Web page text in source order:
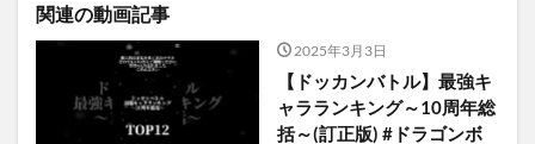
関連の動画記事
2025年3月3日
【ドッカンバトル】最強キ
ャラランキング～10周年総
括～(訂正版) #ドラゴンボ